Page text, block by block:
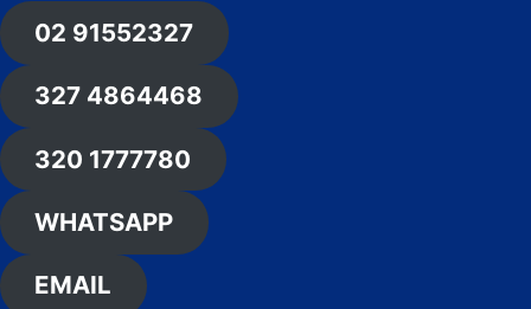
02 91552327
327 4864468
320 1777780
WHATSAPP
EMAIL